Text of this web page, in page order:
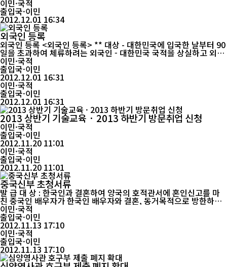
방되지 않을 권리 구직, 취업, 창업의 권리 기술 습득 및 교육을...
이민·국적
출입국·이민
2012.12.01 16:34
외국인 등록
외국인 등록 <외국인 등록> ** 대상 - 대한민국에 입국한 날부터 90
일을 초과하여 체류하려는 외국인 - 대한민국 국적을 상실하고 외국
국적을 취득하였거나, 우리나라에서 출생한 외국인 등이 체류자격
을 부여받아 그날부터 90일을 초과하여 체류하려는 외국인 ** 시기
- 입국일부터 90일 이내 - 체류자격 부여 또는 변경허가를 받은 즉
시. ** 분리교부 - 부모 또는 허가신청 등의 의무자의 ...
이민·국적
출입국·이민
2012.12.01 16:31
이민·국적
출입국·이민
2012.12.01 16:31
2013 상반기 기술교육 · 2013 하반기 방문취업 신청
이민·국적
출입국·이민
2012.11.20 11:01
이민·국적
출입국·이민
2012.11.20 11:01
중국신부 초청서류
발 급 대 상 : 한국인과 결혼하여 양국의 호적관서에 혼인신고를 마
친 중국인 배우자가 한국인 배우자와 결혼, 동거목적으로 방한하고
자 하는 자 구비서류1. 사증발급신청서(사진부착), 예약 확인증(출
력본) 2. 초청장, 초청사유서 3. 주민등록증 사본 4. 인감증명서 5. 혼
인당사자 이력서(기재사항 빠짐없이 작성) 6. 여권(원본, 사진면사
이민·국적
출입국·이민
2012.11.13 17:10
이민·국적
출입국·이민
2012.11.13 17:10